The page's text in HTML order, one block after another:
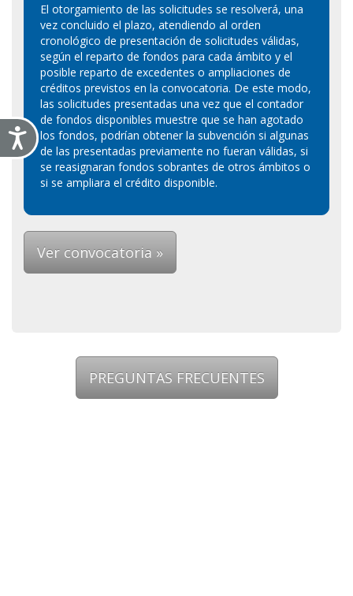
Accesibilidad
El otorgamiento de las solicitudes se resolverá, una
vez concluido el plazo, atendiendo al orden
cronológico de presentación de solicitudes válidas,
según el reparto de fondos para cada ámbito y el
posible reparto de excedentes o ampliaciones de
créditos previstos en la convocatoria. De este modo,
las solicitudes presentadas una vez que el contador
de fondos disponibles muestre que se han agotado
los fondos, podrían obtener la subvención si algunas
de las presentadas previamente no fueran válidas, si
se reasignaran fondos sobrantes de otros ámbitos o
si se ampliara el crédito disponible.
Ver convocatoria »
PREGUNTAS FRECUENTES